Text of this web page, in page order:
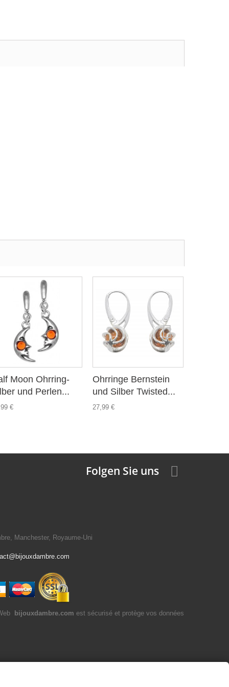
Moon Ohrring-
und Perlen...
€
Ohrringe Bernstein
und Silber Twisted...
27,99 €
Folgen Sie uns
Manchester, Royaume-Uni
bijouxdambre.com est sécurisé et protège vos données